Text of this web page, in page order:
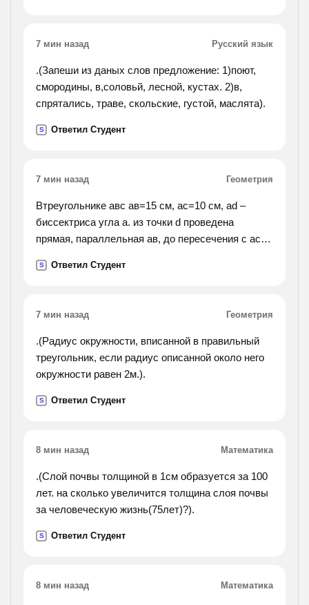
7 мин назад Русский язык
.(Запеши из даных слов предложение: 1)поют,
смородины, в,соловьй, лесной, кустах. 2)в,
спрятались, траве, скольские, густой, маслята).
S Ответил Студент
7 мин назад Геометрия
Втреугольнике aвс ав=15 см, ас=10 см, аd –
биссектриса угла a. из точки d проведена
прямая, параллельная aв, до пересечения с aс в
S Ответил Студент
7 мин назад Геометрия
.(Радиус окружности, вписанной в правильный
треугольник, если радиус описанной около него
окружности равен 2м.).
S Ответил Студент
8 мин назад Математика
.(Слой почвы толщиной в 1см образуется за 100
лет. на сколько увеличится толщина слоя почвы
за человеческую жизнь(75лет)?).
S Ответил Студент
8 мин назад Математика